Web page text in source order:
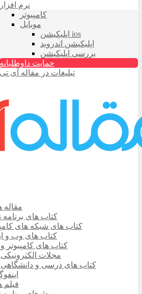
نرم افزار
کامپیوتر
موبایل
اپلیکیشن ios
اپلیکیشن اندروید
بررسی اپلیکیشن
حمایت داوطلبانه
تبلیغات در مقاله آی تی
کتاب های
کتاب های شبکه های
کتاب های وب و
کتاب های کامپیوتر
مجلات
کتاب های درسی و